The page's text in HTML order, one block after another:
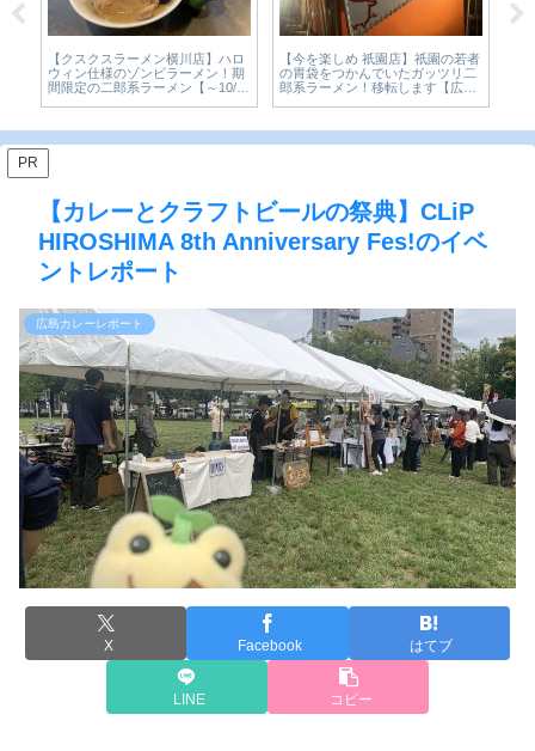
【広島・西区】肉屋が作るスープ
カレー。ミートファクトリー フォ
ーコを実食レビュー【かえるのピ
【広島・中区】古民家の隠れ家カ
レー「カリー食堂 キュリ」スパイ
スカレーを実食【かえるのピクル
PR
【カレーとクラフトビールの祭典】CLiP
HIROSHIMA 8th Anniversary Fes!のイベ
ントレポート
広島カレーレポート
X Facebook はてブ
LINE コピー